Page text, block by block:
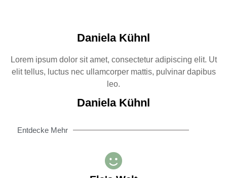
Daniela Kühnl
Lorem ipsum dolor sit amet, consectetur adipiscing elit. Ut
elit tellus, luctus nec ullamcorper mattis, pulvinar dapibus
leo.
Daniela Kühnl
Entdecke Mehr